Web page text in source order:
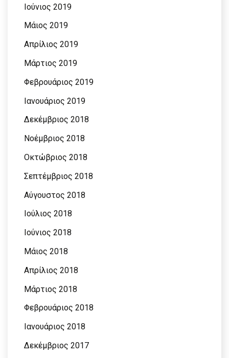
Ιούνιος 2019
Μάιος 2019
Απρίλιος 2019
Μάρτιος 2019
Φεβρουάριος 2019
Ιανουάριος 2019
Δεκέμβριος 2018
Νοέμβριος 2018
Οκτώβριος 2018
Σεπτέμβριος 2018
Αύγουστος 2018
Ιούλιος 2018
Ιούνιος 2018
Μάιος 2018
Απρίλιος 2018
Μάρτιος 2018
Φεβρουάριος 2018
Ιανουάριος 2018
Δεκέμβριος 2017